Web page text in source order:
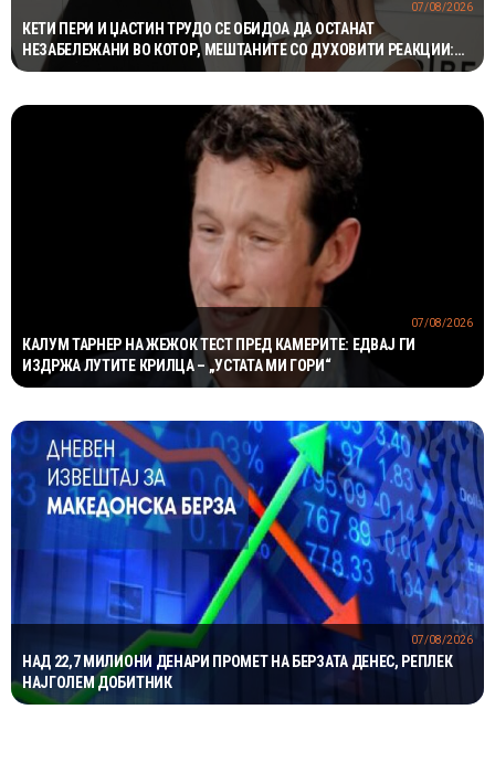
КЕТИ ПЕРИ И ЏАСТИН ТРУДО СЕ ОБИДОА ДА ОСТАНАТ
НЕЗАБЕЛЕЖАНИ ВО КОТОР, МЕШТАНИТЕ СО ДУХОВИТИ РЕАКЦИИ:
„НИКОЈ НЕ БИ ГИ ПРЕПОЗНАЛ“
07/08/2026
КАЛУМ ТАРНЕР НА ЖЕЖОК ТЕСТ ПРЕД КАМЕРИТЕ: ЕДВАЈ ГИ
ИЗДРЖА ЛУТИТЕ КРИЛЦА – „УСТАТА МИ ГОРИ“
07/08/2026
НАД 22,7 МИЛИОНИ ДЕНАРИ ПРОМЕТ НА БЕРЗАТА ДЕНЕС, РЕПЛЕК
НАЈГОЛЕМ ДОБИТНИК
07/08/2026